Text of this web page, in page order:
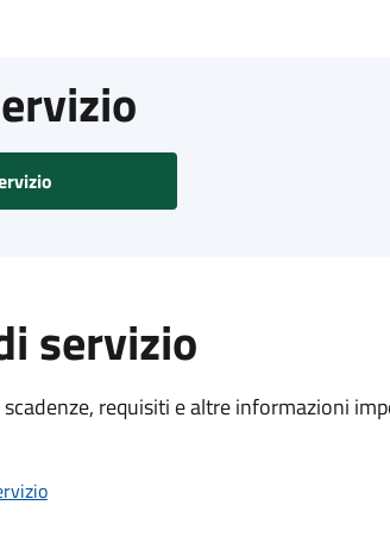
servizio
requisiti e altre informazioni